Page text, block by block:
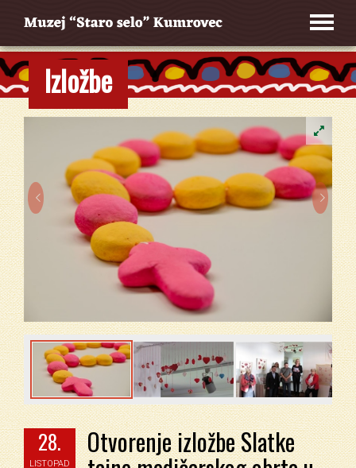
Izložbe
 
28.
LISTOPAD
Otvorenje izložbe Slatke